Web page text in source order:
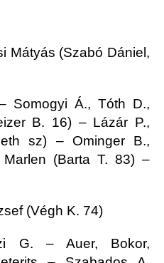
Mátyás (Szabó Dániel,
Somogyi Á., Tóth D.,
B. 16) – Lázár P.,
sz) – Ominger B.,
(Barta T. 83) –
(Végh K. 74)
G. – Auer, Bokor,